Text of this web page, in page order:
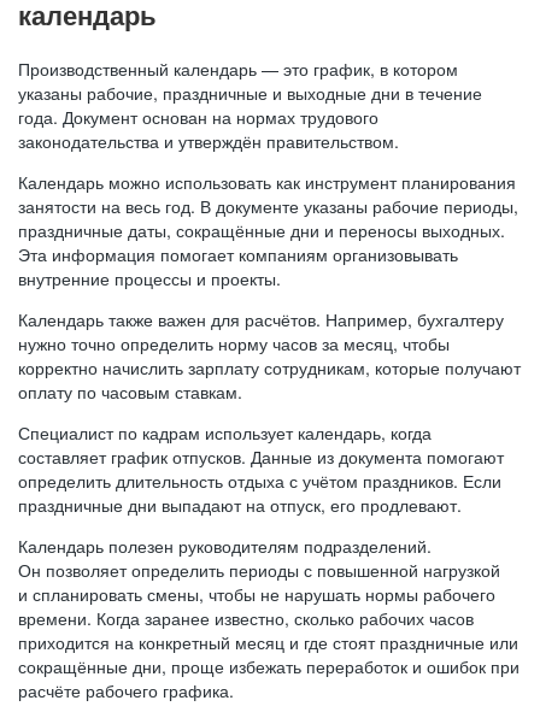
календарь
Производственный календарь — это график, в котором
указаны рабочие, праздничные и выходные дни в течение
года. Документ основан на нормах трудового
законодательства и утверждён правительством.
Календарь можно использовать как инструмент планирования
занятости на весь год. В документе указаны рабочие периоды,
праздничные даты, сокращённые дни и переносы выходных.
Эта информация помогает компаниям организовывать
внутренние процессы и проекты.
Календарь также важен для расчётов. Например, бухгалтеру
нужно точно определить норму часов за месяц, чтобы
корректно начислить зарплату сотрудникам, которые получают
оплату по часовым ставкам.
Специалист по кадрам использует календарь, когда
составляет график отпусков. Данные из документа помогают
определить длительность отдыха с учётом праздников. Если
праздничные дни выпадают на отпуск, его продлевают.
Календарь полезен руководителям подразделений.
Он позволяет определить периоды с повышенной нагрузкой
и спланировать смены, чтобы не нарушать нормы рабочего
времени. Когда заранее известно, сколько рабочих часов
приходится на конкретный месяц и где стоят праздничные или
сокращённые дни, проще избежать переработок и ошибок при
расчёте рабочего графика.